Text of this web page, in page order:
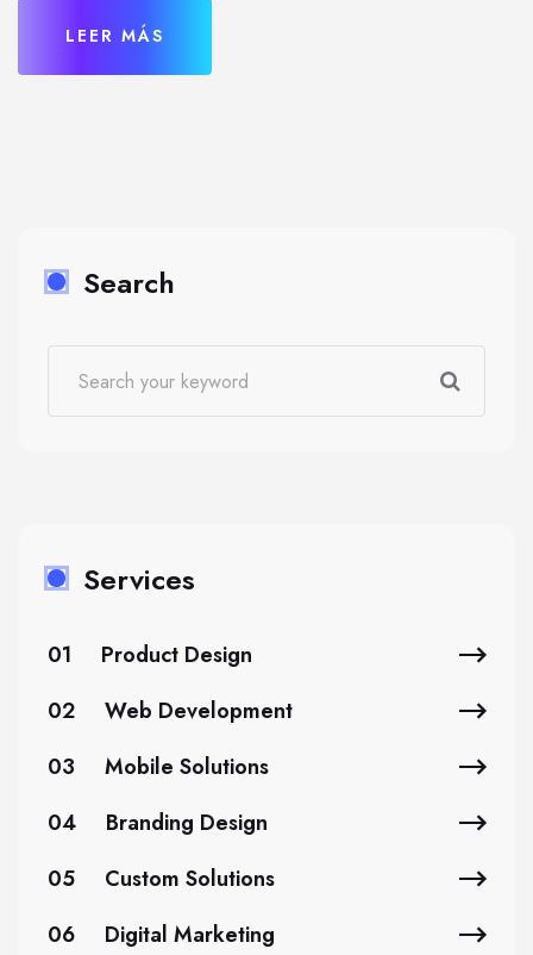
LEER MÁS
Search
Services
01
Product Design
02
Web Development
03
Mobile Solutions
04
Branding Design
05
Custom Solutions
06
Digital Marketing